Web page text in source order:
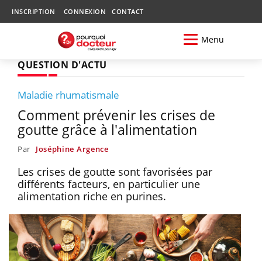
INSCRIPTION CONNEXION CONTACT
Menu
QUESTION D'ACTU
Maladie rhumatismale
Comment prévenir les crises de
goutte grâce à l'alimentation
Par Joséphine Argence
Les crises de goutte sont favorisées par
différents facteurs, en particulier une
alimentation riche en purines.